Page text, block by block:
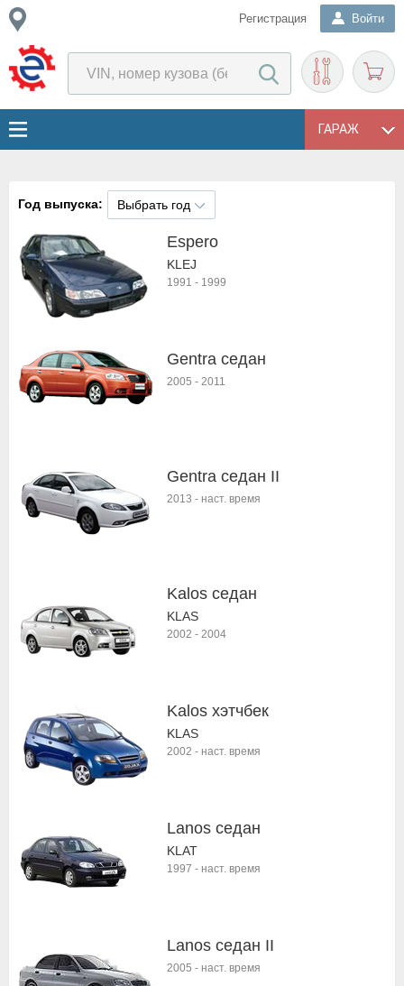
Регистрация Войти
ГАРАЖ
Год выпуска: Выбрать год
Espero
KLEJ
1991 - 1999
Gentra седан
2005 - 2011
Gentra седан II
2013 - наст. время
Kalos седан
KLAS
2002 - 2004
Kalos хэтчбек
KLAS
2002 - наст. время
Lanos седан
KLAT
1997 - наст. время
Lanos седан II
2005 - наст. время